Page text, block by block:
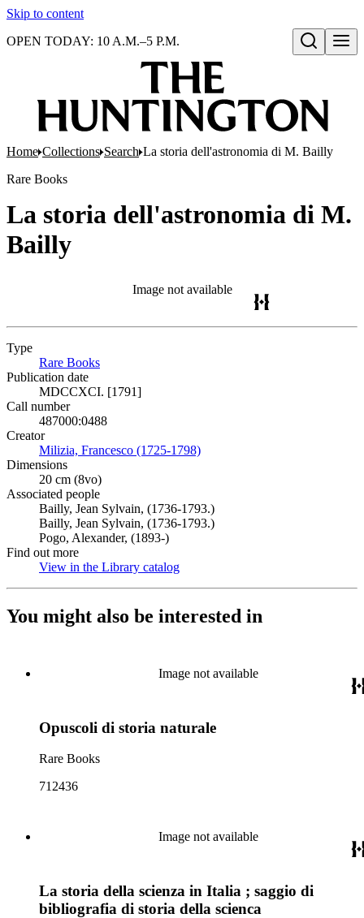
Skip to content
Open search
OPEN TODAY: 10 A.M.–5 P.M.
Home Collections Search La storia dell'astronomia di M. Bailly
Rare Books
La storia dell'astronomia di M.
Bailly
Image not available
Type
Rare Books
Publication date
MDCCXCI. [1791]
Call number
487000:0488
Creator
Milizia, Francesco (1725-1798)
Dimensions
20 cm (8vo)
Associated people
Bailly, Jean Sylvain, (1736-1793.)
Bailly, Jean Sylvain, (1736-1793.)
Pogo, Alexander, (1893-)
Find out more
View in the Library catalog
You might also be interested in
Image not available
Opuscoli di storia naturale
Rare Books
712436
Image not available
La storia della scienza in Italia ; saggio di
bibliografia di storia della scienca